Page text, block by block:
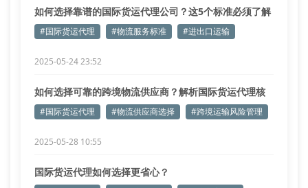
如何选择靠谱的国际货运代理公司？这5个标准必须了解
#国际货运代理 #物流服务标准 #进出口运输
2025-05-24 23:52
如何选择可靠的跨境物流供应商？解析国际货运代理核
心指标
#国际货运代理 #物流供应商选择 #跨境运输风险管理
2025-05-28 10:55
国际货运代理如何选择更省心？